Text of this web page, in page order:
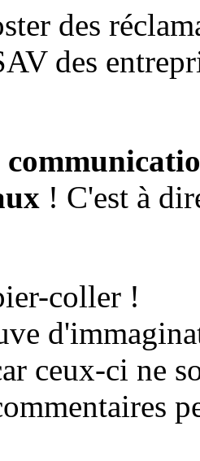
des
des
! C'est à
coller !
ceux-ci ne